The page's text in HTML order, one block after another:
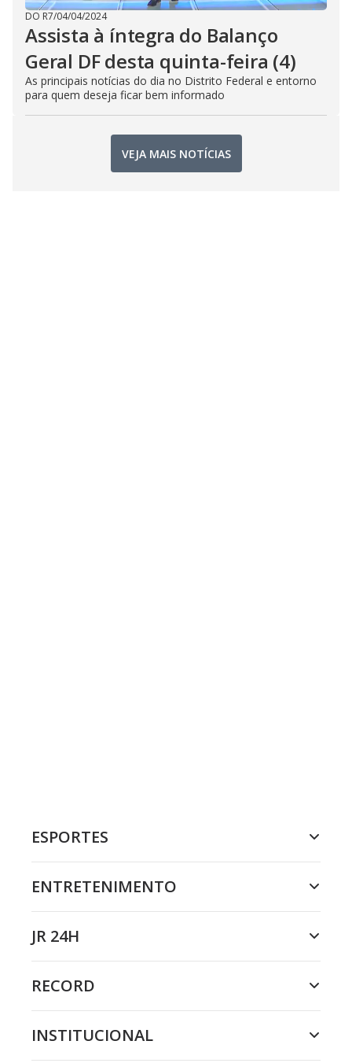
DO R7/04/04/2024
Assista à íntegra do Balanço
Geral DF desta quinta-feira (4)
As principais notícias do dia no Distrito Federal e entorno
para quem deseja ficar bem informado
VEJA MAIS NOTÍCIAS
ESPORTES
ENTRETENIMENTO
JR 24H
RECORD
INSTITUCIONAL